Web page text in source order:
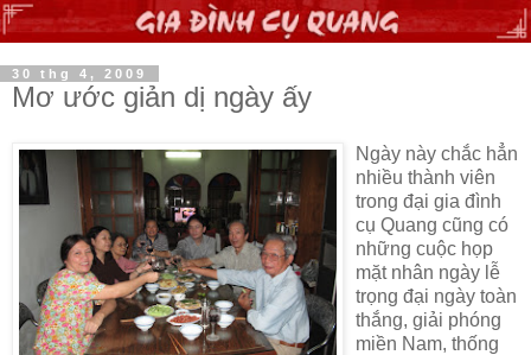
30 thg 4, 2009
Mơ ước giản dị ngày ấy
Ngày này chắc hẳn
nhiều thành viên
trong đại gia đình
cụ Quang cũng có
những cuộc họp
mặt nhân ngày lễ
trọng đại ngày toàn
thắng, giải phóng
miền Nam, thống